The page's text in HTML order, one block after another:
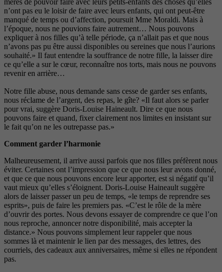
mères de pouvoir faire avec leurs petits-enfants des choses qu’elles
n’ont pas eu le loisir de faire avec leurs enfants, qui ont peut-être
manqué de temps ou d’affection, poursuit Mme Moraldi. Mais à
l’époque, nous ne pouvions faire autrement… Nous pouvons
expliquer à nos filles qu’à telle période, ça n’allait pas et que nous
n’avons pas pu être aussi disponibles ou sereines que nous l’aurions
souhaité.» Il faut entendre la souffrance de notre fille, la laisser dire
ce qu’elle a sur le cœur, reconnaître nos torts, mais nous ne pouvons
revenir en arrière…
Notre fille abuse, nous demande sans cesse de garder ses enfants,
nous réclame de l’argent, des repas, le gîte? «Il faut alors se parler
pour vrai, suggère Doris-Louise Haineault. Dire ce que nous
pouvons faire et quand, fixer clairement nos limites en insistant sur
le fait qu’on ne les outrepasse pas.»
Comment garder l’harmonie
Malheureusement, il arrive aussi parfois que nos filles préfèrent nous
éviter. Certaines ont l’impression que ce que nous leur avons donné,
et que ce que nous pouvons encore leur apporter, est si négatif qu’il
vaut mieux qu’elles s’éloignent. Doris-Louise Haineault suggère
alors de laisser passer un peu de temps, «le temps de reprendre ses
esprits», puis de faire les premiers pas. «C’est le rôle de la mère
d’ouvrir des portes. Nous devons essayer de comprendre ce que l’on
nous reproche, annoncer notre disponibilité, mais accepter la
distance.» Nous pouvons simplement leur rappeler que nous
sommes là et maintenir le lien par des messages, des lettres, des
courriels, des cadeaux aux anniversaires, même si elles ne répondent
pas.